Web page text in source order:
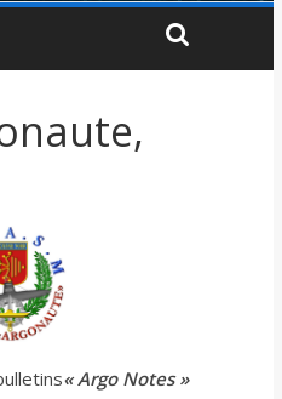
« Argo Notes »